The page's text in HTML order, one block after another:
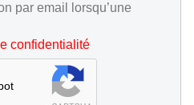
par email lorsqu’une
confidentialité